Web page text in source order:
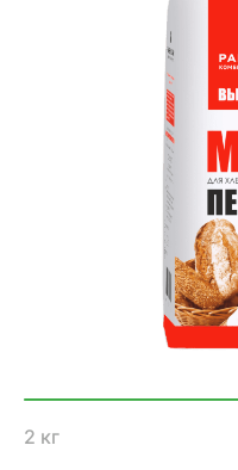
2 кг
ПРАЙС